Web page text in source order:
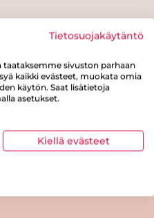
tuote
Tietosuojakäytäntö
taataksemme sivuston parhaan
kaikki evästeet, muokata omia
käytön. Saat lisätietoja
asetukset.
Kiellä evästeet